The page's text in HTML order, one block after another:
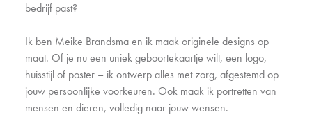
bedrijf past?
Ik ben Meike Brandsma en ik maak originele designs op
maat. Of je nu een uniek geboortekaartje wilt, een logo,
huisstijl of poster – ik ontwerp alles met zorg, afgestemd op
jouw persoonlijke voorkeuren. Ook maak ik portretten van
mensen en dieren, volledig naar jouw wensen.